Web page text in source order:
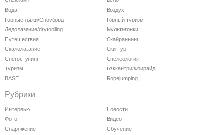
Вода
Воздух
Горные лыжи/Сноуборд
Горный туризм
Ледолазание/drytoolling
Мультигонки
Путешествия
Скайраннинг
Скалолазание
Ски-тур
Снегоступинг
Спелеология
Туризм
Бэккантри/Фрирайд
BASE
Ropejumping
Рубрики
Интервью
Новости
Фото
Видео
Снаряжение
Обучение